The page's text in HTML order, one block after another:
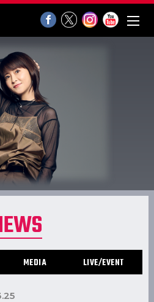
MEDIA LIVE/EVENT